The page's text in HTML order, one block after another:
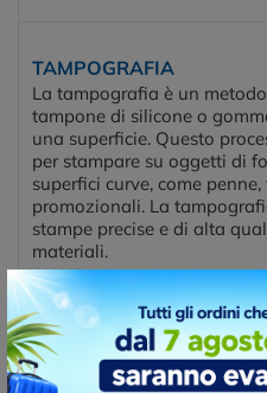
TAMPOGRAFIA
La tampografia è un
tampone di silicone o
una superficie. Questo
per stampare su oggetti di
superfici curve, come
promozionali. La
stampe precise e di alta
materiali.
Posizioni di stampa
FRONT SIDE
INCISIONE LASER